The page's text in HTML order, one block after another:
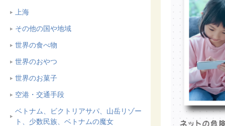
上海
その他の国や地域
世界の食べ物
世界のおやつ
世界のお菓子
空港・交通手段
ベトナム、ビクトリアサパ、山岳リゾー
ト、少数民族、ベトナムの魔女